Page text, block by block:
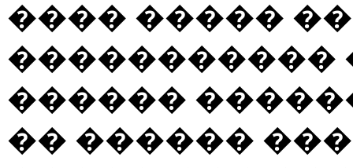
���� �����
�����������
������
�� ������